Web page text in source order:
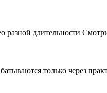
разной длительности
только через